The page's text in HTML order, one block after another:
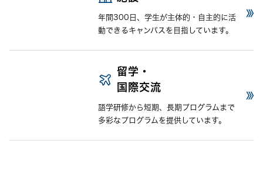
年間300日、学生が主体的・自主的に活
動できるキャンパスを目指しています。
留学・
国際交流
語学研修から短期、長期プログラムまで
多彩なプログラムを提供しています。